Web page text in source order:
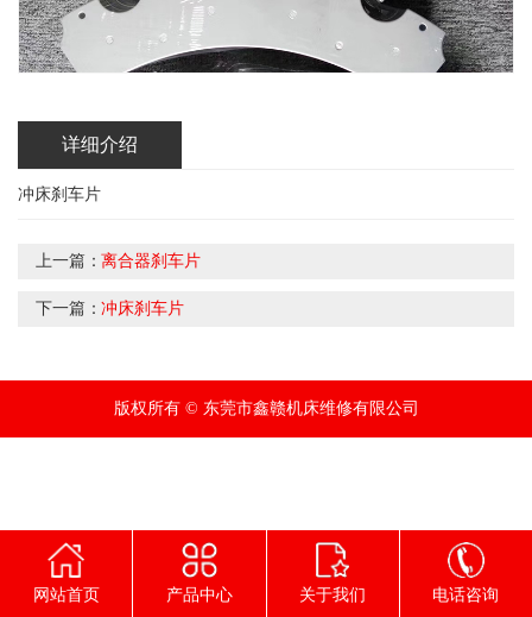
详细介绍
冲床刹车片
上一篇：离合器刹车片
下一篇：冲床刹车片
版权所有 © 东莞市鑫赣机床维修有限公司
网站首页 产品中心 关于我们 电话咨询